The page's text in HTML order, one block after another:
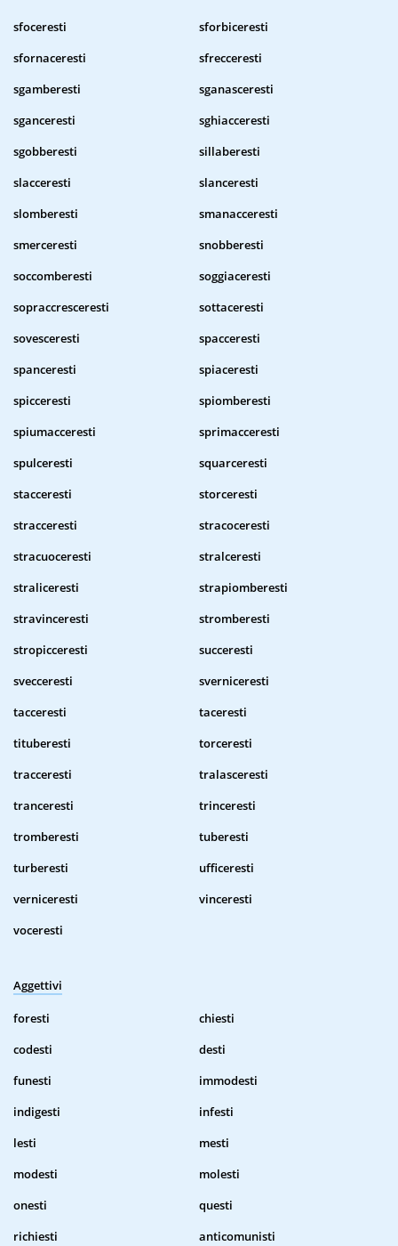
sfoceresti
sforbiceresti
sfornaceresti
sfrecceresti
sgamberesti
sganasceresti
sganceresti
sghiacceresti
sgobberesti
sillaberesti
slacceresti
slanceresti
slomberesti
smanacceresti
smerceresti
snobberesti
soccomberesti
soggiaceresti
sopraccresceresti
sottaceresti
sovesceresti
spacceresti
spanceresti
spiaceresti
spicceresti
spiomberesti
spiumacceresti
sprimacceresti
spulceresti
squarceresti
stacceresti
storceresti
stracceresti
stracoceresti
stracuoceresti
stralceresti
straliceresti
strapiomberesti
stravinceresti
stromberesti
stropicceresti
succeresti
svecceresti
sverniceresti
tacceresti
taceresti
tituberesti
torceresti
tracceresti
tralasceresti
tranceresti
trinceresti
tromberesti
tuberesti
turberesti
ufficeresti
verniceresti
vinceresti
voceresti
Aggettivi
foresti
chiesti
codesti
desti
funesti
immodesti
indigesti
infesti
lesti
mesti
modesti
molesti
onesti
questi
richiesti
anticomunisti